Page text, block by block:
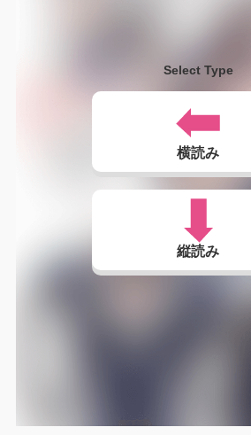
Select Type
横読み
縦読み